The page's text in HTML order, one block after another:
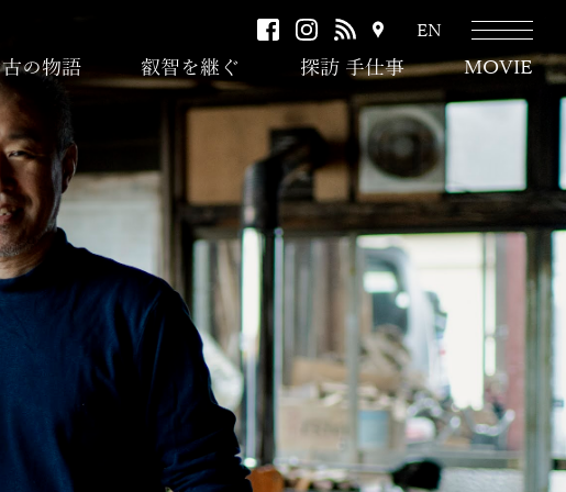
facebookinstagram
RSS
ク
セ
ス
EN
古の物語 叡智を継ぐ 探訪 手仕事 MOVIE